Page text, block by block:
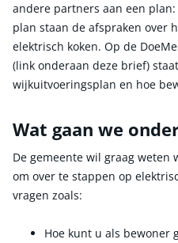
andere partners aan een
plan staan de afspraken over
elektrisch koken. Op de
(link onderaan deze brief)
wijkuitvoeringsplan en hoe
Wat gaan we
De gemeente wil graag weten
om over te stappen op
vragen zoals:
Hoe kunt u als bewoner